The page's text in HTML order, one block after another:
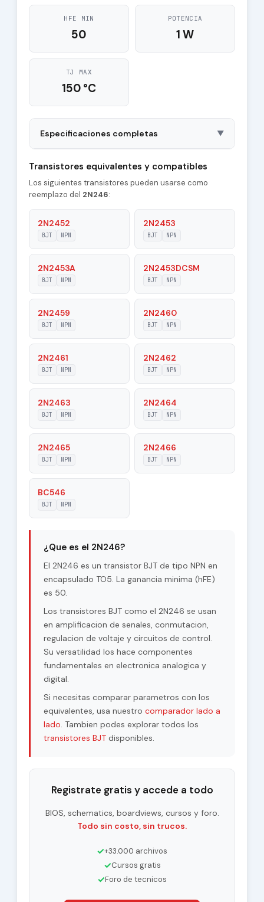
HFE MIN
50
POTENCIA
1 W
TJ MAX
150 °C
Especificaciones completas ▼
Polarity NPN
Material of
Transistor
Si
Frequency (ft)
0.1 MHz
Maximum Collector
0.06 A
Maximum
Collector-Base
60 V
Max. Operating
Junction
150 °C
Maximum Collector
Power Dissipation
(Pc)
Forward Current
Transfer Ratio
(hFE), MIN
Transistores equivalentes y compatibles
Los siguientes transistores pueden usarse como
reemplazo del 2N246:
2N2452
BJT NPN
2N2453
BJT NPN
2N2453A
BJT NPN
2N2453DCSM
BJT NPN
2N2459
BJT NPN
2N2460
BJT NPN
2N2461
BJT NPN
2N2462
BJT NPN
2N2463
BJT NPN
2N2464
BJT NPN
2N2465
BJT NPN
2N2466
BJT NPN
BC546
BJT NPN
¿Que es el 2N246?
El 2N246 es un transistor BJT de tipo NPN en
encapsulado TO5. La ganancia minima (hFE)
es 50.
Los transistores BJT como el 2N246 se usan
en amplificacion de senales, conmutacion,
regulacion de voltaje y circuitos de control.
Su versatilidad los hace componentes
fundamentales en electronica analogica y
digital.
Si necesitas comparar parametros con los
equivalentes, usa nuestro comparador lado a
lado. Tambien podes explorar todos los
transistores BJTdisponibles.
Registrate gratis y accede a todo
BIOS, schematics, boardviews, cursos y foro.
Todo sin costo, sin trucos.
✓+33.000 archivos
✓Cursos gratis
✓Foro de tecnicos